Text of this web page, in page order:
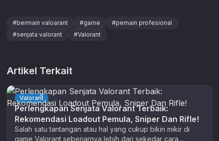
#bermain valoarant #game #pemain profesional
#senjata valorant #Valorant
Artikel Terkait
Valorant
Perlengkapan Senjata Valorant Terbaik:
Rekomendasi Loadout Pemula, Sniper Dan Rifle!
Salah satu tantangan atau hal yang cukup bikin mikir di
game Valorant sebenarnya lebih dari sekedar cara